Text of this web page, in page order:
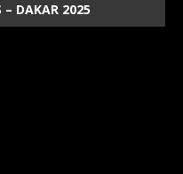
– DAKAR 2025